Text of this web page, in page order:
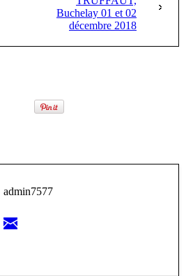
Buchelay 01 et 02
décembre 2018
admin7577